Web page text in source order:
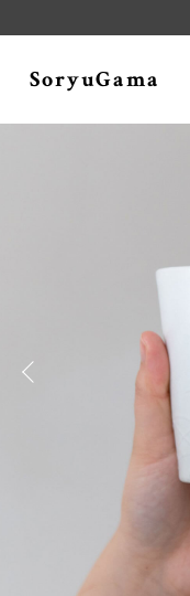
SoryuGama